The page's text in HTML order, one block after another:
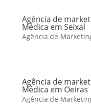
Agência de
Médica em Seixal
Agência de
Agência de
Médica em Oeiras
Agência de